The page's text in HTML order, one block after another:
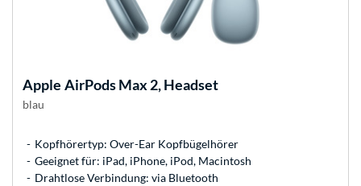
Apple AirPods Max 2, Headset
blau
Kopfhörertyp: Over-Ear Kopfbügelhörer
Geeignet für: iPad, iPhone, iPod, Macintosh
Drahtlose Verbindung: via Bluetooth